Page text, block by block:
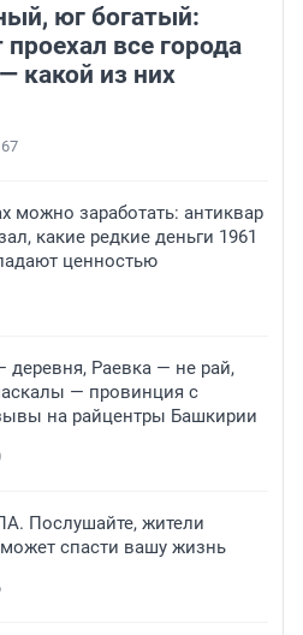
юг богатый:
все города
какой из них
можно заработать: антиквар
какие редкие деньги 1961
ценностью
деревня, Раевка — не рай,
— провинция с
на райцентры Башкирии
Послушайте, жители
спасти вашу жизнь